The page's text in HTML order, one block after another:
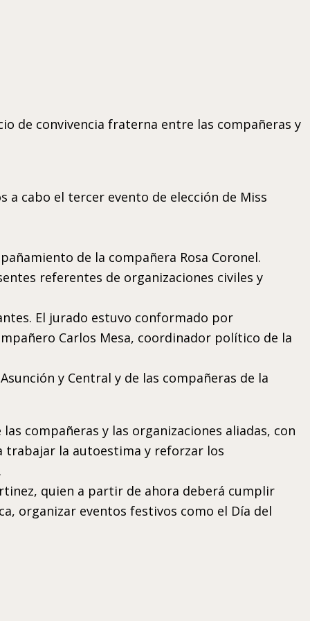
de convivencia fraterna entre las compañeras y
a cabo el tercer evento de elección de Miss
de la compañera Rosa Coronel.
referentes de organizaciones civiles y
El jurado estuvo conformado por
Carlos Mesa, coordinador político de la
y Central y de las compañeras de la
compañeras y las organizaciones aliadas, con
trabajar la autoestima y reforzar los
quien a partir de ahora deberá cumplir
organizar eventos festivos como el Día del